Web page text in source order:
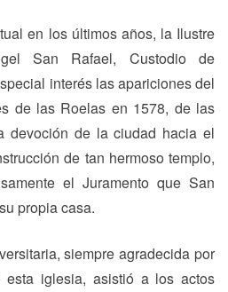
en los últimos años, la Ilustre
San Rafael, Custodio de
interés las apariciones del
de las Roelas en 1578, de las
devoción de la ciudad hacia el
de tan hermoso templo,
el Juramento que San
propia casa.
siempre agradecida por
esta iglesia, asistió a los actos